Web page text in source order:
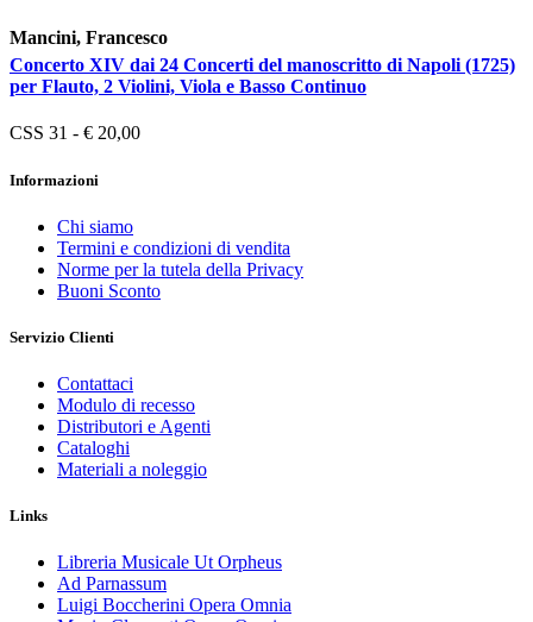
Mancini, Francesco
Concerto XIV dai 24 Concerti del manoscritto di Napoli (1725)
per Flauto, 2 Violini, Viola e Basso Continuo
CSS 31 - € 20,00
Informazioni
Chi siamo
Termini e condizioni di vendita
Norme per la tutela della Privacy
Buoni Sconto
Servizio Clienti
Contattaci
Modulo di recesso
Distributori e Agenti
Cataloghi
Materiali a noleggio
Links
Libreria Musicale Ut Orpheus
Ad Parnassum
Luigi Boccherini Opera Omnia